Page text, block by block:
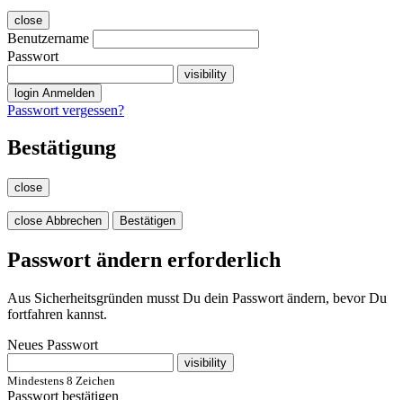
close
Benutzername
Passwort
visibility
login Anmelden
Passwort vergessen?
Bestätigung
close
close Abbrechen Bestätigen
Passwort ändern erforderlich
Aus Sicherheitsgründen musst Du dein Passwort ändern, bevor Du
fortfahren kannst.
Neues Passwort
visibility
Mindestens 8 Zeichen
Passwort bestätigen